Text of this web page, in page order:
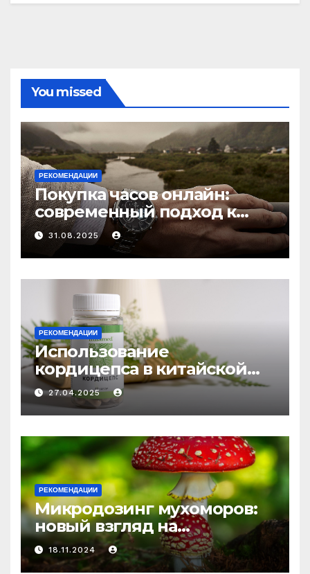
You missed
РЕКОМЕНДАЦИИ
Покупка часов онлайн:
современный подход к
выбору аксессуаров
31.08.2025
РЕКОМЕНДАЦИИ
Использование
кордицепса в китайской
медицине: природное
средство против усталости
и истощения
27.04.2025
РЕКОМЕНДАЦИИ
Микродозинг мухоморов:
новый взгляд на
психоделику
18.11.2024